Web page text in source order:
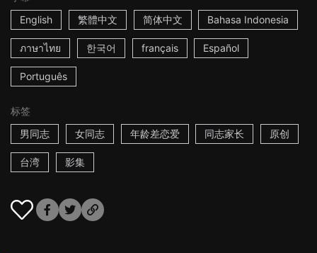
English
繁體中文 简体中文 Bahasa Indonesia
ภาษาไทย 한국어 français Español
Português
标签
男同志
女同志 年龄差恋爱 同志家长 原创
台湾 影集